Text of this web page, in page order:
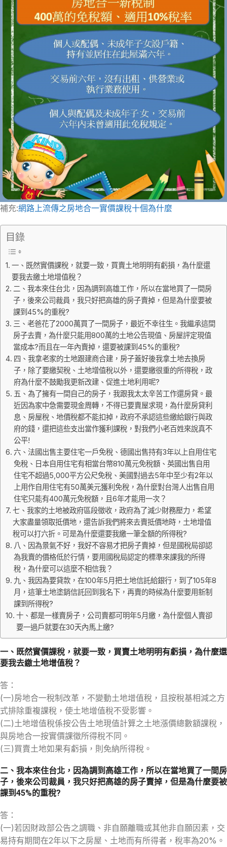
補充:網路上流傳之房地合一實價課稅十個為什麼
目錄
一、既然實價課稅，就要一致，買賣土地明明有虧損，為什麼還
要我去繳土地增值稅？
二、我本來住台北，因為調到高雄工作，所以在當地買了一間房
子，後來公司裁員，我只好把高雄的房子賣掉，但是為什麼要被
課到45%的重稅?
三、老爸花了2000萬買了一間房子，最近不幸往生。我繼承這間
房子去賣，為什麼只能用800萬的土地公告現值、房屋評定現值
當成本?而且在一年內賣掉，還要被課到45%的重稅?
四、我拿老家的土地跟建商合建，房子蓋好後我拿土地去換房
子，除了要繳契稅、土地增值稅以外，還要繳很重的所得稅，政
府為什麼不鼓勵我更新改建、促進土地利用呢?
五、為了擁有一間自己的房子，我跟我太太辛苦工作還房貸。最
近因為家中急需要現金周轉，不得已要賣屋求現，為什麼房貸利
息、房屋稅、地價稅都不能扣掉，政府不承認這些繳給銀行與政
府的錢，還把這些支出當作獲利課稅，對我們小老百姓來說真不
公平!
六、法國出售主要住宅一戶免稅、德國出售持有3年以上自用住宅
免稅、日本自用住宅有相當台幣810萬元免稅額、英國出售自用
住宅不超過5,000平方公尺免稅、美國對過去5年中至少有2年以
上用作自用住宅有50萬美元獲利免稅，為什麼對台灣人出售自用
住宅只能有400萬元免稅額，且6年才能用一次？
七、我家的土地被政府區段徵收，政府為了減少財務壓力，希望
大家盡量領取抵價地，還告訴我們將來去賣抵價地時，土地增值
稅可以打六折。可是為什麼還要我繳一筆全額的所得稅?
八、因為景氣不好，我好不容易才把房子賣掉，但是國稅局卻認
為我賣的價格低於行情，要用國稅局認定的標準來課我的所得
稅，為什麼可以這麼不相信我？
九、我因為要貸款，在100年5月把土地信託給銀行，到了105年8
月，這筆土地塗銷信託回到我名下，再賣的時候為什麼要用新制
課到所得稅?
十、都是一樣賣房子，公司賣都可明年5月繳，為什麼個人賣卻
要一過戶就要在30天內馬上繳?
一、既然實價課稅，就要一致，買賣土地明明有虧損，為什麼還
要我去繳土地增值稅？
答：
(一)房地合一稅制改革，不變動土地增值稅，且按稅基相減之方
式排除重複課稅，使土地增值稅不受影響。
(二)土地增值稅係按公告土地現值計算之土地漲價總數額課稅，
與房地合一按實價課徵所得稅不同。
(三)買賣土地如果有虧損，則免納所得稅。
二、我本來住台北，因為調到高雄工作，所以在當地買了一間房
子，後來公司裁員，我只好把高雄的房子賣掉，但是為什麼要被
課到45%的重稅?
答：
(一)若因財政部公告之調職、非自願離職或其他非自願因素，交
易持有期間在2年以下之房屋、土地而有所得者，稅率為20%。